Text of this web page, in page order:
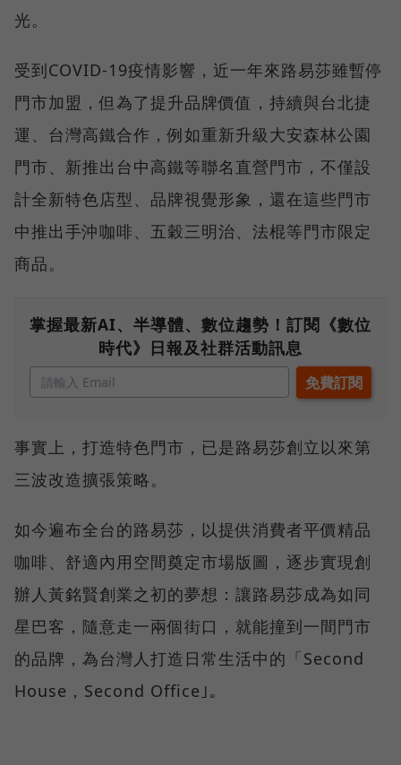
光。
受到COVID-19疫情影響，近一年來路易莎雖暫停
門市加盟，但為了提升品牌價值，持續與台北捷
運、台灣高鐵合作，例如重新升級大安森林公園
門市、新推出台中高鐵等聯名直營門市，不僅設
計全新特色店型、品牌視覺形象，還在這些門市
中推出手沖咖啡、五穀三明治、法棍等門市限定
商品。
掌握最新AI、半導體、數位趨勢！訂閱《數位
時代》日報及社群活動訊息
事實上，打造特色門市，已是路易莎創立以來第
三波改造擴張策略。
如今遍布全台的路易莎，以提供消費者平價精品
咖啡、舒適內用空間奠定市場版圖，逐步實現創
辦人黃銘賢創業之初的夢想：讓路易莎成為如同
星巴客，隨意走一兩個街口，就能撞到一間門市
的品牌，為台灣人打造日常生活中的「Second
House，Second Office｣。